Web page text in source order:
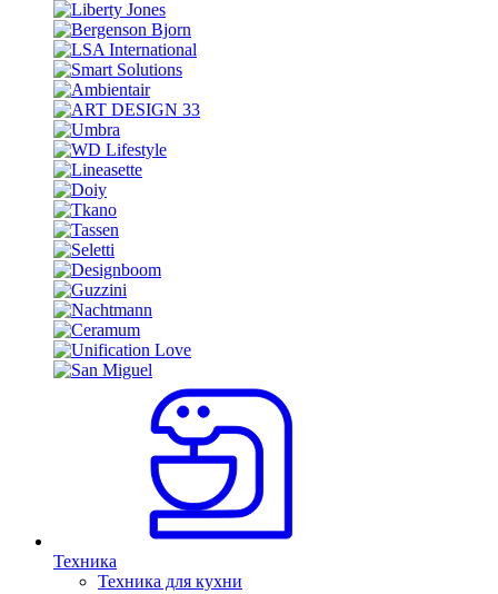
Техника
Техника для кухни